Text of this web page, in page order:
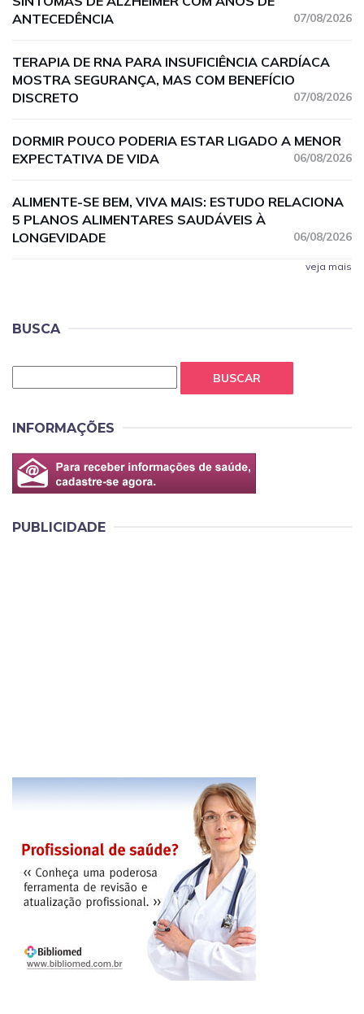
ANTECEDÊNCIA
07/08/2026
TERAPIA DE RNA PARA INSUFICIÊNCIA CARDÍACA
MOSTRA SEGURANÇA, MAS COM BENEFÍCIO
DISCRETO
07/08/2026
DORMIR POUCO PODERIA ESTAR LIGADO A MENOR
EXPECTATIVA DE VIDA
06/08/2026
ALIMENTE-SE BEM, VIVA MAIS: ESTUDO RELACIONA
5 PLANOS ALIMENTARES SAUDÁVEIS À
LONGEVIDADE
06/08/2026
veja mais
BUSCA
BUSCAR
INFORMAÇÕES
PUBLICIDADE